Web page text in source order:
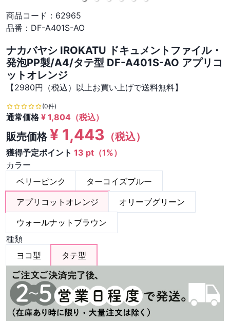
商品コード： 62965
品番： DF-A401S-AO
ナカバヤシ IROKATU ドキュメントファイル・
発泡PP製/A4/タテ型 DF-A401S-AO アプリコ
ットオレンジ
【2980円（税込）以上お買い上げで送料無料】
(0件)
通常価格¥ 1,804 （税込）
販売価格¥ 1,443 （税込）
獲得予定ポイント 13 pt（1%）
カラー
ベリーピンク
ターコイズブルー
アプリコットオレンジ
オリーブグリーン
ウォールナットブラウン
種類
ヨコ型
タテ型